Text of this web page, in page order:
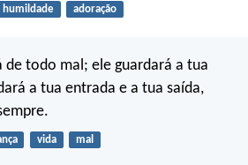
humildade adoração
de todo mal; ele guardará a tua
a tua entrada e a tua saída,
vida mal